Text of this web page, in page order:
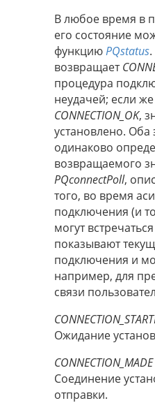
В любое время в
его состояние
функциюPQstatus
возвращает
процедура
неудачей; если
CONNECTION_OK,
установлено. Оба
одинаково
возвращаемого
PQconnectPoll,
того, во время
подключения (и
могут
показывают
подключения и
например, для
связи
Ожидание
CONNECTION_MADE
Соединение
отправки.